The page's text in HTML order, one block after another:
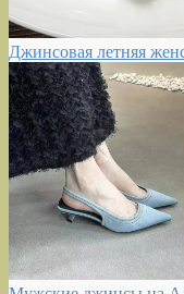
Джинсовая летняя